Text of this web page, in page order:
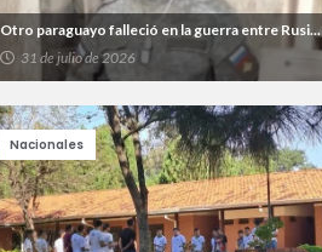
Otro paraguayo falleció en la guerra entre Rusi...
31 de julio de 2026
Nacionales